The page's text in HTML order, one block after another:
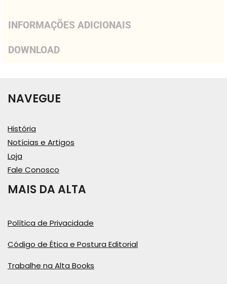
INFORMAÇÕES ADICIONAIS
DOWNLOAD
NAVEGUE
História
Notícias e Artigos
Loja
Fale Conosco
MAIS DA ALTA
Política de Privacidade
Código de Ética e Postura Editorial
Trabalhe na Alta Books